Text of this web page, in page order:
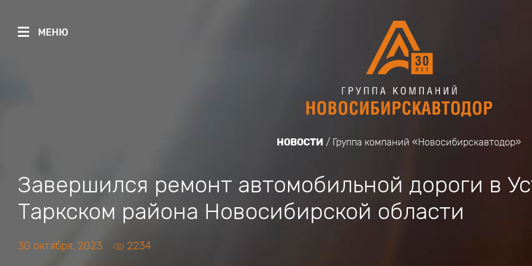
МЕНЮ
НОВОСТИ Группа компаний «Новосибирскавтодор»
Завершился ремонт автомобильной дороги в
Таркском района Новосибирской области
30 октября, 2023 2234